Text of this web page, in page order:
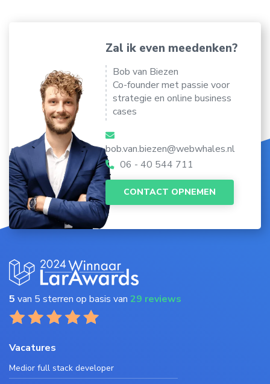
Zal ik even meedenken?
Bob van Biezen
Co-founder met passie voor
strategie en online business
cases
bob.van.biezen@webwhales.nl
06 - 40 544 711
CONTACT OPNEMEN
5 van 5 sterren op basis van 29 reviews
Vacatures
Medior full stack developer